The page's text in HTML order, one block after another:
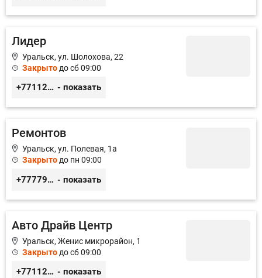
Лидер
Уральск, ул. Шолохова, 22
Закрыто до сб 09:00
+77112530505 - показать
Ремонтов
Уральск, ул. Полевая, 1а
Закрыто до пн 09:00
+77779730505 - показать
Авто Драйв Центр
Уральск, Женис микрорайон, 1
Закрыто до сб 09:00
+77112227722 - показать